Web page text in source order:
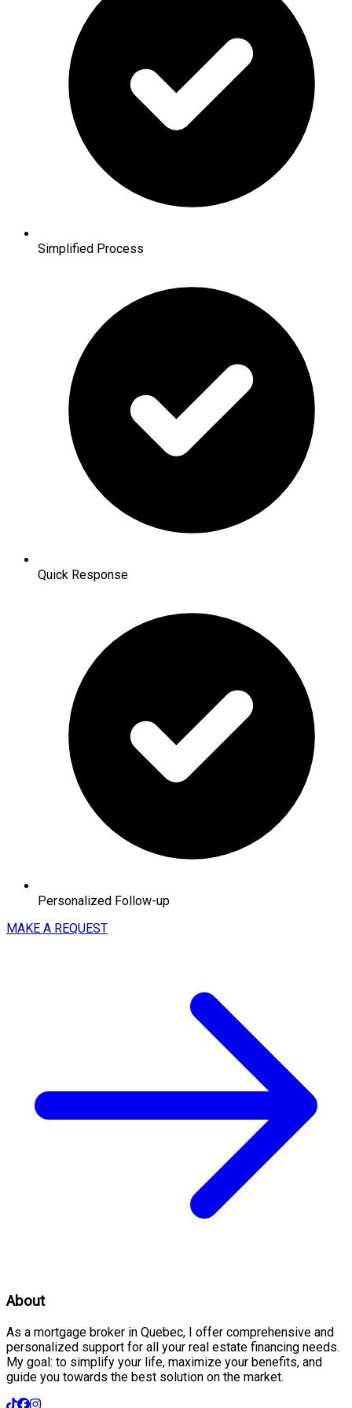
Simplified Process
Quick Response
Personalized Follow-up
MAKE A REQUEST
About
As a mortgage broker in Quebec, I offer comprehensive and
personalized support for all your real estate financing needs.
My goal: to simplify your life, maximize your benefits, and
guide you towards the best solution on the market.